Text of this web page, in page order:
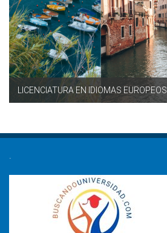
LICENCIATURA EN IDIOMAS EUROPEOS
.